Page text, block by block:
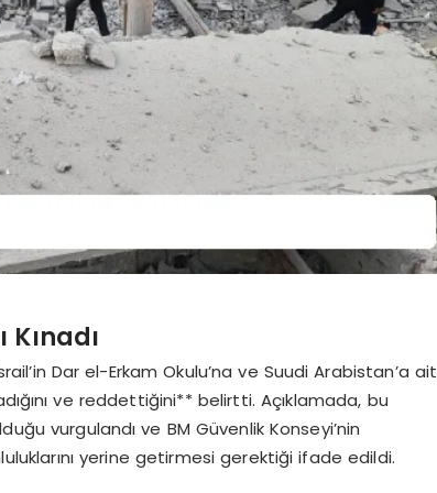
Dar el-Erkam Okulu’na ve Suudi Arabistan’a ait
ve reddettiğini** belirtti. Açıklamada, bu
vurgulandı ve BM Güvenlik Konseyi’nin
yerine getirmesi gerektiği ifade edildi.